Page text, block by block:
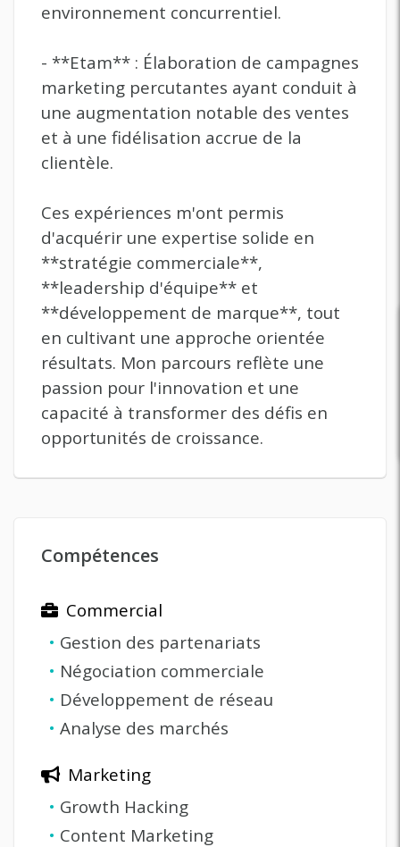
environnement concurrentiel.
- **Etam** : Élaboration de campagnes
marketing percutantes ayant conduit à
une augmentation notable des ventes
et à une fidélisation accrue de la
clientèle.
Ces expériences m'ont permis
d'acquérir une expertise solide en
**stratégie commerciale**,
**leadership d'équipe** et
**développement de marque**, tout
en cultivant une approche orientée
résultats. Mon parcours reflète une
passion pour l'innovation et une
capacité à transformer des défis en
opportunités de croissance.
Compétences
Commercial
• Gestion des partenariats
• Négociation commerciale
• Développement de réseau
• Analyse des marchés
Marketing
• Growth Hacking
• Content Marketing